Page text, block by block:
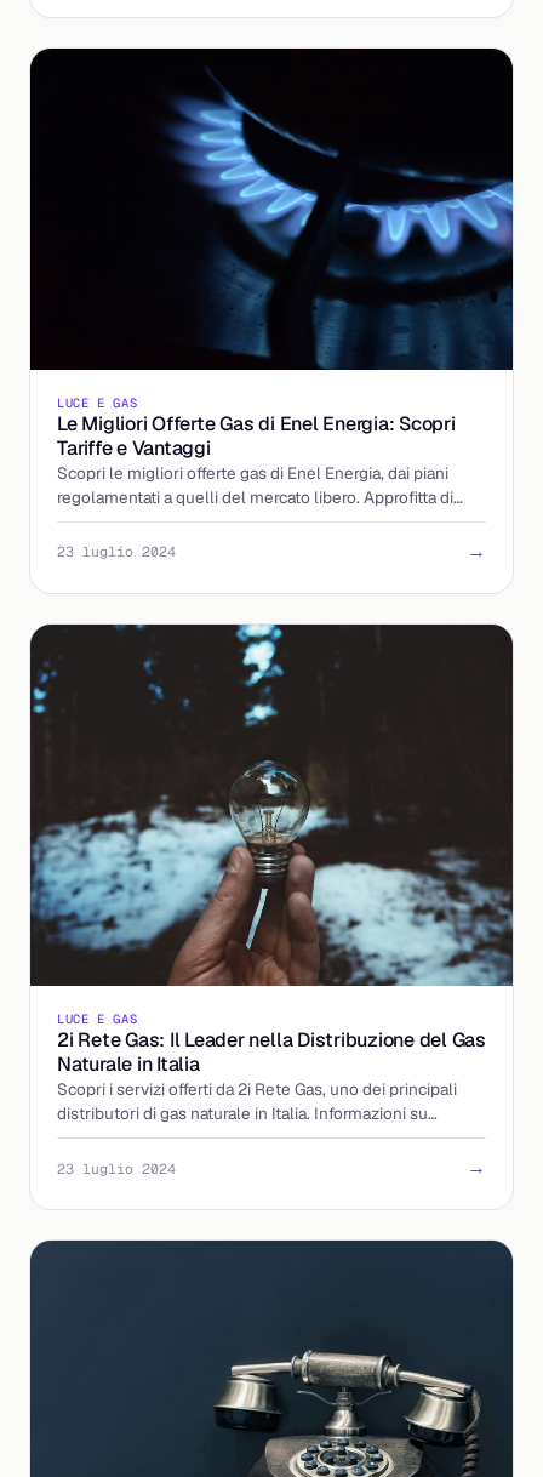
LUCE E GAS
Le Migliori Offerte Gas di Enel Energia: Scopri
Tariffe e Vantaggi
Scopri le migliori offerte gas di Enel Energia, dai piani
regolamentati a quelli del mercato libero. Approfitta di
tariffe competitive!
23 luglio 2024 →
LUCE E GAS
2i Rete Gas: Il Leader nella Distribuzione del Gas
Naturale in Italia
Scopri i servizi offerti da 2i Rete Gas, uno dei principali
distributori di gas naturale in Italia. Informazioni su
connessioni, emergenze e contatti.
23 luglio 2024 →